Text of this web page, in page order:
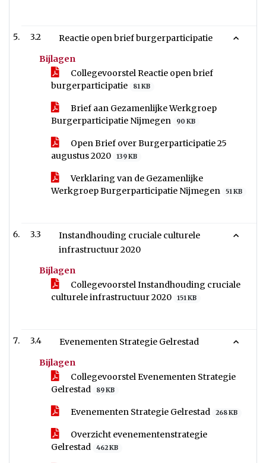
3.2
Reactie open brief burgerparticipatie
Bijlagen
Collegevoorstel Reactie open brief
burgerparticipatie
81 KB
Brief aan Gezamenlijke Werkgroep
Burgerparticipatie Nijmegen
90 KB
Open Brief over Burgerparticipatie 25
augustus 2020
139 KB
Verklaring van de Gezamenlijke
Werkgroep Burgerparticipatie Nijmegen
51 KB
3.3
Instandhouding cruciale culturele
infrastructuur 2020
Bijlagen
Collegevoorstel Instandhouding cruciale
culturele infrastructuur 2020
151 KB
3.4
Evenementen Strategie Gelrestad
Bijlagen
Collegevoorstel Evenementen Strategie
Gelrestad
89 KB
Evenementen Strategie Gelrestad 268 KB
Overzicht evenementenstrategie
Gelrestad
462 KB